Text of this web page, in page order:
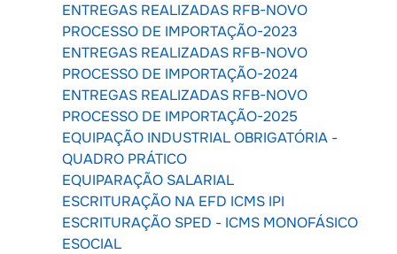
ENTREGAS REALIZADAS RFB-NOVO
PROCESSO DE IMPORTAÇÃO-2023
ENTREGAS REALIZADAS RFB-NOVO
PROCESSO DE IMPORTAÇÃO-2024
ENTREGAS REALIZADAS RFB-NOVO
PROCESSO DE IMPORTAÇÃO-2025
EQUIPAÇÃO INDUSTRIAL OBRIGATÓRIA -
QUADRO PRÁTICO
EQUIPARAÇÃO SALARIAL
ESCRITURAÇÃO NA EFD ICMS IPI
ESCRITURAÇÃO SPED - ICMS MONOFÁSICO
ESOCIAL